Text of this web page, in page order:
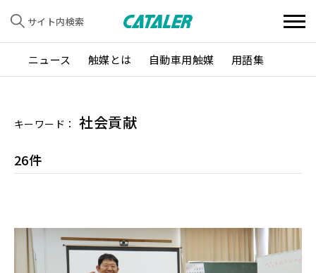
サイト内検索
ニュース 触媒とは 自動車用触媒 用語集
キーワード： 社会貢献
26件